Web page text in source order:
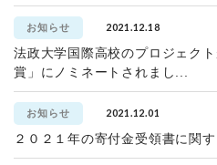
お知らせ 2021.12.18
法政大学国際高校のプロジェク
賞」にノミネートされまし...
お知らせ 2021.12.01
２０２１年の寄付金受領書に関